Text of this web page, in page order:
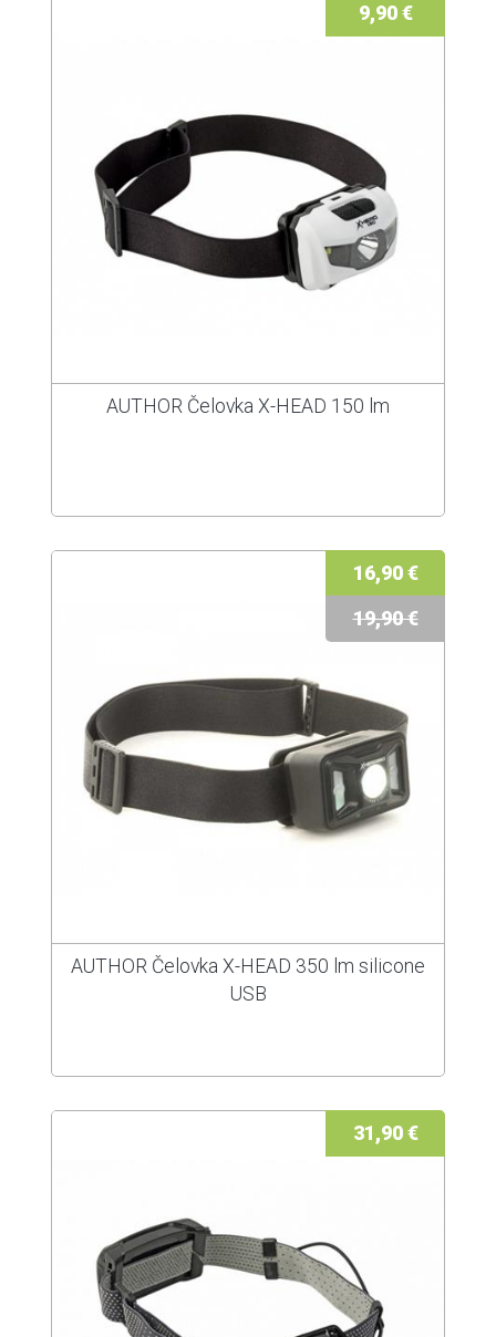
9,90 €
AUTHOR Čelovka X-HEAD 150 lm
16,90 €
19,90 €
AUTHOR Čelovka X-HEAD 350 lm silicone
USB
31,90 €